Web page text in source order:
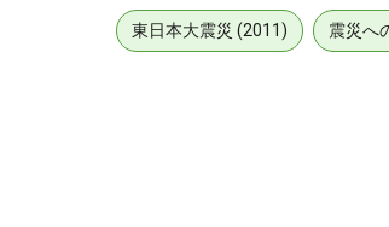
東日本大震災 (2011) 震災へ